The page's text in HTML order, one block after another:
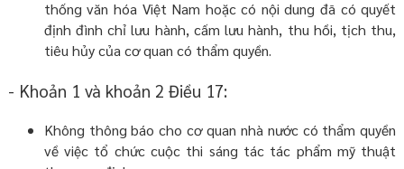
thống văn hóa Việt Nam hoặc có nội dung đã có quyết
định đình chỉ lưu hành, cấm lưu hành, thu hồi, tịch thu,
tiêu hủy của cơ quan có thẩm quyền.
- Khoản 1 và khoản 2 Điều 17:
Không thông báo cho cơ quan nhà nước có thẩm quyền
về việc tổ chức cuộc thi sáng tác tác phẩm mỹ thuật